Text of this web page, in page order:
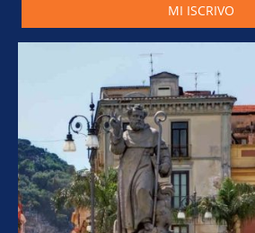
MI ISCRIVO